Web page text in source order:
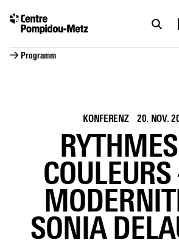
→ Programm
KONFERENZ 20. NOV.
SONIA